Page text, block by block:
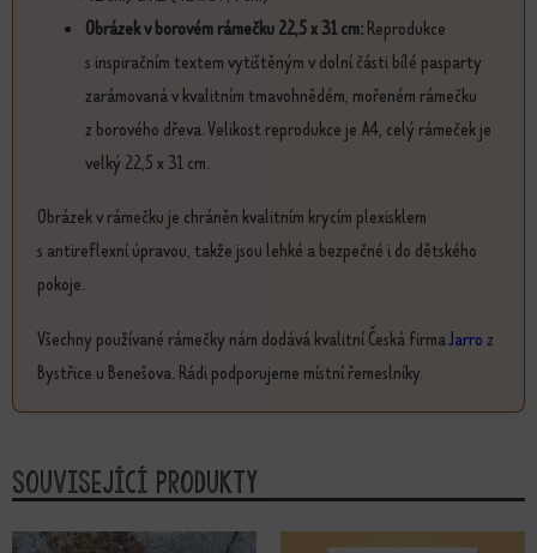
Obrázek v borovém rámečku 22,5 x 31 cm:Reprodukce
s inspiračním textem vytištěným v dolní části bílé pasparty
zarámovaná v kvalitním tmavohnědém, mořeném rámečku
z borového dřeva. Velikost reprodukce je A4, celý rámeček je
velký 22,5 x 31 cm.
Obrázek v rámečku je chráněn kvalitním krycím plexisklem
s antireflexní úpravou, takže jsou lehké a bezpečné i do dětského
pokoje.
Všechny používané rámečky nám dodává kvalitní Česká firmaJarroz
Bystřice u Benešova. Rádi podporujeme místní řemeslníky.
Související produkty
Tento produkt má více variant.